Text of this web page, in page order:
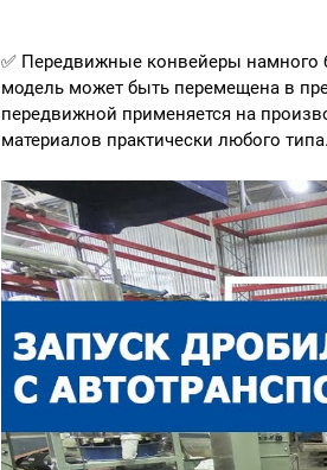
✅ Передвижные конвейеры намного
модель может быть перемещена в
передвижной применяется на
материалов практически любого типа.